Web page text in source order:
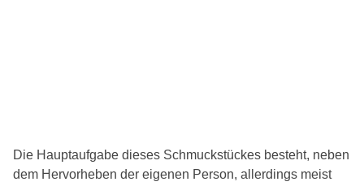
Die Hauptaufgabe dieses Schmuckstückes besteht, neben
dem Hervorheben der eigenen Person, allerdings meist